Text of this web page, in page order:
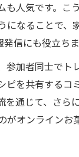
ンお菓子教室
も人気です。こ
になることで、
信にも役立ちま
参加者同士でト
ピを共有するコ
を通じて、さら
がオンラインお